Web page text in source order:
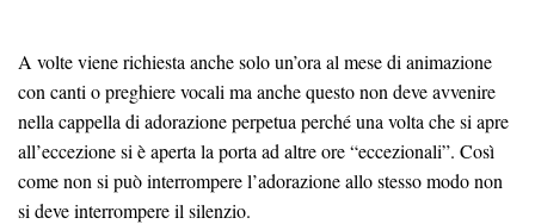
A volte viene richiesta anche solo un’ora al mese di animazione
con canti o preghiere vocali ma anche questo non deve avvenire
nella cappella di adorazione perpetua perché una volta che si apre
all’eccezione si è aperta la porta ad altre ore “eccezionali”. Così
come non si può interrompere l’adorazione allo stesso modo non
si deve interrompere il silenzio.